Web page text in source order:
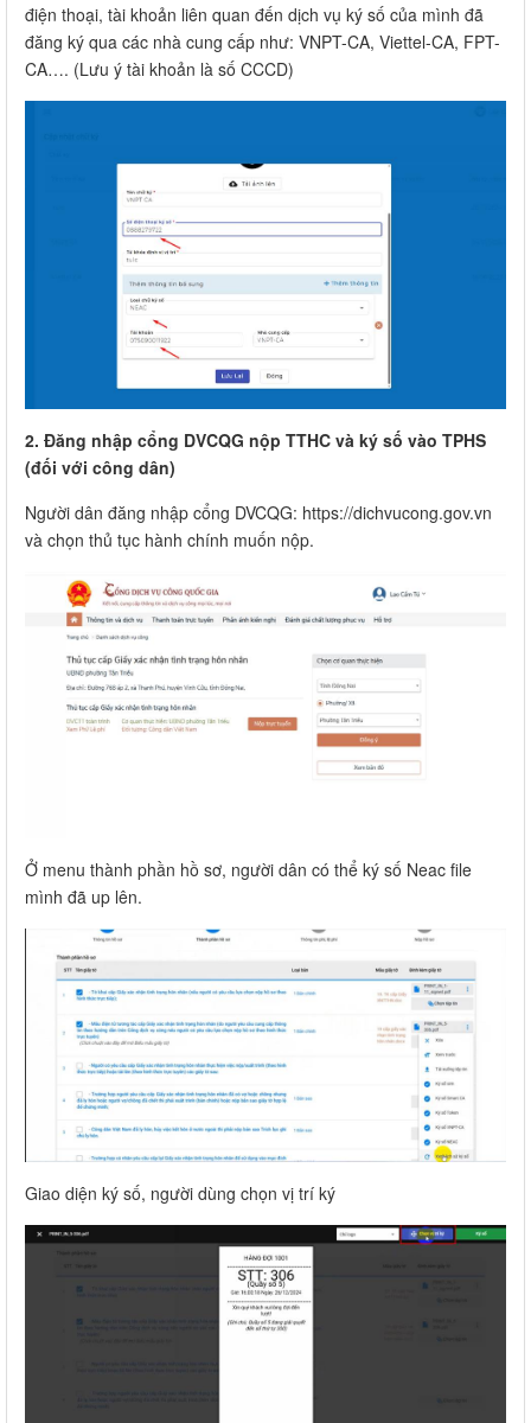
điện thoại, tài khoản liên quan đến dịch vụ ký số của mình đã
đăng ký qua các nhà cung cấp như: VNPT-CA, Viettel-CA, FPT-
CA…. (Lưu ý tài khoản là số CCCD)
2. Đăng nhập cổng DVCQG nộp TTHC và ký số vào TPHS
(đối với công dân)
Người dân đăng nhập cổng DVCQG: https://dichvucong.gov.vn
và chọn thủ tục hành chính muốn nộp.
Ở menu thành phần hồ sơ, người dân có thể ký số Neac file
mình đã up lên.
Giao diện ký số, người dùng chọn vị trí ký